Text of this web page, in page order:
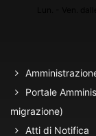
Portale
migrazione)
Atti di Notifica